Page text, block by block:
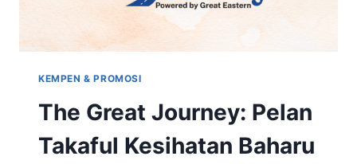
KEMPEN & PROMOSI
The Great Journey: Pelan
Takaful Kesihatan Baharu